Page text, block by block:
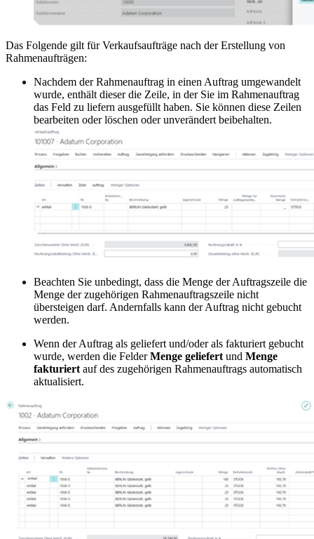
Das Folgende gilt für Verkaufsaufträge nach der Erstellung von
Rahmenaufträgen:
Nachdem der Rahmenauftrag in einen Auftrag umgewandelt
wurde, enthält dieser die Zeile, in der Sie im Rahmenauftrag
das Feld zu liefern ausgefüllt haben. Sie können diese Zeilen
bearbeiten oder löschen oder unverändert beibehalten.
Beachten Sie unbedingt, dass die Menge der Auftragszeile die
Menge der zugehörigen Rahmenauftragszeile nicht
übersteigen darf. Andernfalls kann der Auftrag nicht gebucht
werden.
Wenn der Auftrag als geliefert und/oder als fakturiert gebucht
wurde, werden die FelderMenge geliefert und Menge
fakturiert auf des zugehörigen Rahmenauftrags automatisch
aktualisiert.